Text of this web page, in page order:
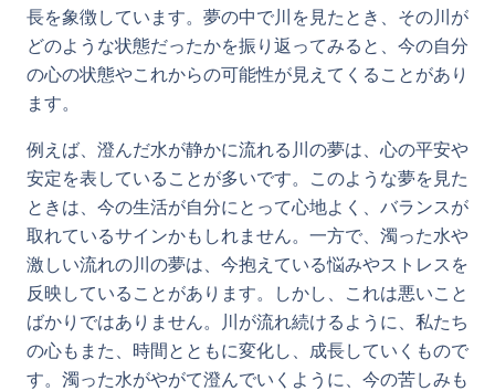
長を象徴しています。夢の中で川を見たとき、その川が
どのような状態だったかを振り返ってみると、今の自分
の心の状態やこれからの可能性が見えてくることがあり
ます。
例えば、澄んだ水が静かに流れる川の夢は、心の平安や
安定を表していることが多いです。このような夢を見た
ときは、今の生活が自分にとって心地よく、バランスが
取れているサインかもしれません。一方で、濁った水や
激しい流れの川の夢は、今抱えている悩みやストレスを
反映していることがあります。しかし、これは悪いこと
ばかりではありません。川が流れ続けるように、私たち
の心もまた、時間とともに変化し、成長していくもので
す。濁った水がやがて澄んでいくように、今の苦しみも